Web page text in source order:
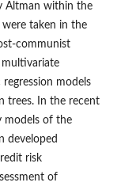
Altman within the
taken in the
communist
models
trees. In the recent
models of the
developed
risk
of